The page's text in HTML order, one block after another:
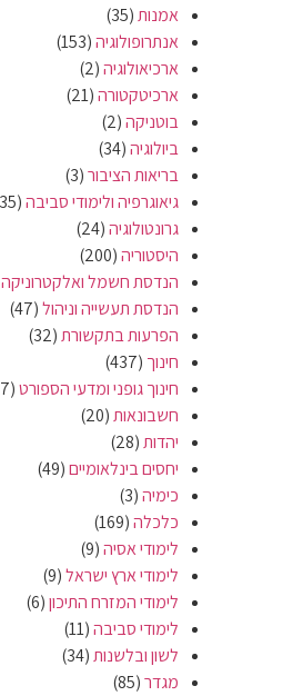
אמנות(35)
אנתרופולוגיה(153)
ארכיאולוגיה(2)
ארכיטקטורה(21)
בוטניקה(2)
ביולוגיה(34)
בריאות הציבור(3)
גיאוגרפיה ולימודי סביבה(35)
גרונטולוגיה(24)
היסטוריה(200)
הנדסת חשמל ואלקטרוניקה
הנדסת תעשייה וניהול(47)
הפרעות בתקשורת(32)
חינוך (437)
חינוך גופני ומדעי הספורט(17)
חשבונאות(20)
יהדות(28)
יחסים בינלאומיים(49)
כימיה(3)
כלכלה(169)
לימודי אסיה(9)
לימודי ארץ ישראל(9)
לימודי המזרח התיכון(6)
לימודי סביבה(11)
לשון ובלשנות(34)
מגדר(85)